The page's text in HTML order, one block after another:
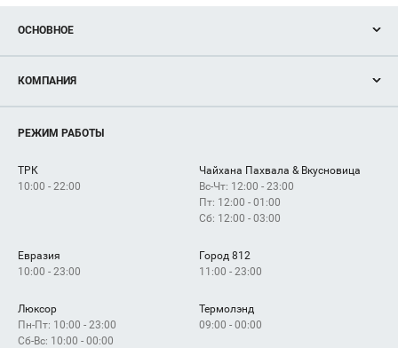
ОСНОВНОЕ
Новости
Магазины
Услуги
КОМПАНИЯ
Рекламодателям
Как добраться
РЕЖИМ РАБОТЫ
ТРК
10:00 - 22:00
Чайхана Пахвала & Вкусновица
Вс-Чт: 12:00 - 23:00
Пт: 12:00 - 01:00
Сб: 12:00 - 03:00
Евразия
10:00 - 23:00
Город 812
11:00 - 23:00
Люксор
Пн-Пт: 10:00 - 23:00
Сб-Вс: 10:00 - 00:00
Термолэнд
09:00 - 00:00